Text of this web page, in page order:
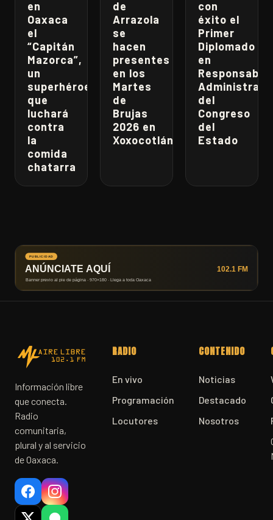
en
Oaxaca
el
“Capitán
Mazorca”,
un
superhéroe
que
luchará
contra
la
comida
chatarra
de
Arrazola
se
hacen
presentes
en los
Martes
de
Brujas
2026 en
Xoxocotlán
con
éxito el
Primer
Diplomado
en
del
Congreso
del
Estado
Información libre
que conecta.
Radio
comunitaria,
plural y al servicio
de Oaxaca.
RADIO
En vivo
Programación
Locutores
CONTENIDO
Noticias
Destacado
Nosotros